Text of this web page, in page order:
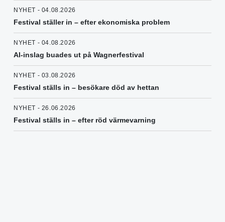
NYHET - 04.08.2026
Festival ställer in – efter ekonomiska problem
NYHET - 04.08.2026
AI-inslag buades ut på Wagnerfestival
NYHET - 03.08.2026
Festival ställs in – besökare död av hettan
NYHET - 26.06.2026
Festival ställs in – efter röd värmevarning